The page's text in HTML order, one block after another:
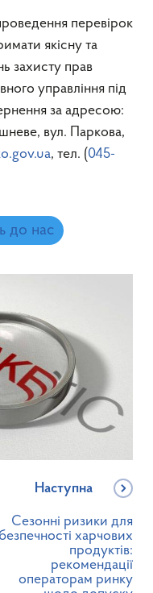
перевірок
якісну та
захисту прав
управління під
за адресою:
вул. Паркова,
, тел. (045-
до нас
Наступна
Сезонні ризики для
безпечності харчових
продуктів:
рекомендації
операторам ринку